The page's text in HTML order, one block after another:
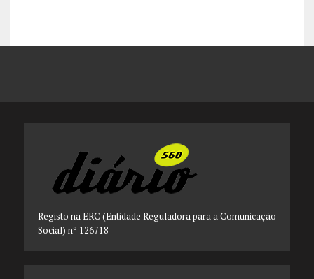
Registo na ERC (Entidade Reguladora para a Comunicação
Social) nº 126718